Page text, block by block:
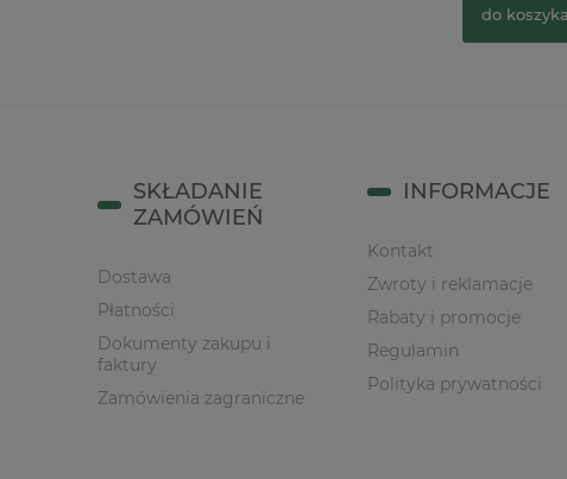
do koszyka
SKŁADANIE
ZAMÓWIEŃ
Dostawa
Płatności
Dokumenty zakupu i
faktury
Zamówienia zagraniczne
INFORMACJE
Kontakt
Zwroty i reklamacje
Rabaty i promocje
Regulamin
Polityka prywatności